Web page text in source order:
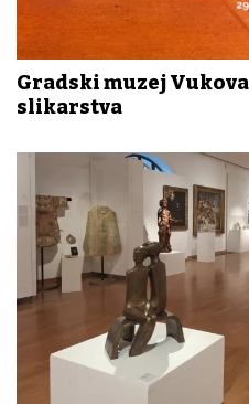
Gradski muzej
slikarstva